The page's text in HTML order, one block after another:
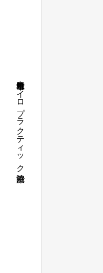
栃木県佐野市カイロプラクティック治療院